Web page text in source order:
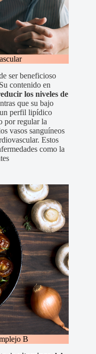
ser beneficioso
contenido en
los niveles de
que su bajo
un perfil lipídico
por regular la
vasos sanguíneos
Estos
como la
B